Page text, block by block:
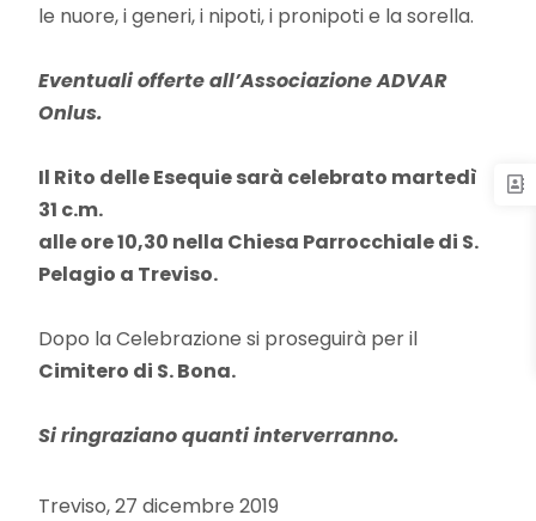
le nuore, i generi, i nipoti, i pronipoti e la sorella.
Eventuali offerte all’Associazione ADVAR
Onlus.
Il Rito delle Esequie sarà celebrato martedì
31 c.m.
alle ore 10,30 nella Chiesa Parrocchiale di S.
Pelagio a Treviso.
Dopo la Celebrazione si proseguirà per il
Cimitero di S. Bona.
Si ringraziano quanti interverranno.
Treviso, 27 dicembre 2019